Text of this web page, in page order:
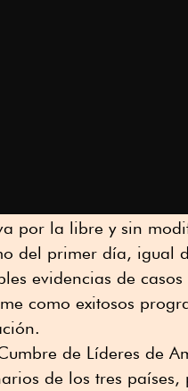
por la libre y sin
del primer día, igual
evidencias de
como exitosos
de Líderes de
de los tres países,